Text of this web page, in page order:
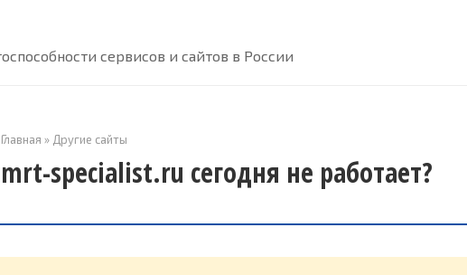
сервисов и сайтов в России
Главная » Другие сайты
mrt-specialist.ru сегодня не работает?